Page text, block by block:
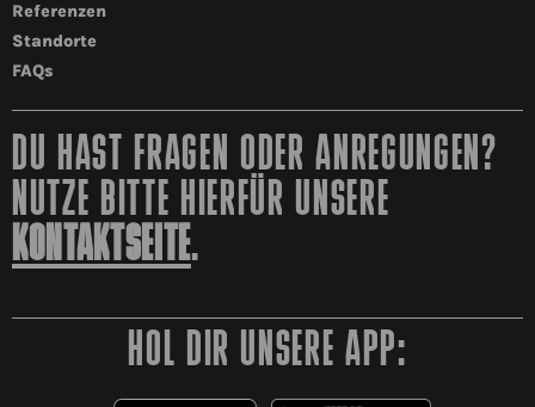
Referenzen
Standorte
FAQs
DU HAST FRAGEN ODER ANREGUNGEN?
NUTZE BITTE HIERFÜR UNSERE
KONTAKTSEITE.
HOL DIR UNSERE APP: